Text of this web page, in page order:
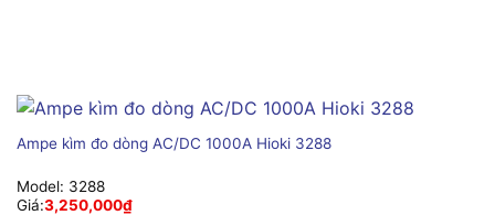
Ampe kìm đo dòng AC/DC 1000A Hioki 3288
Model: 3288
Giá:3,250,000₫